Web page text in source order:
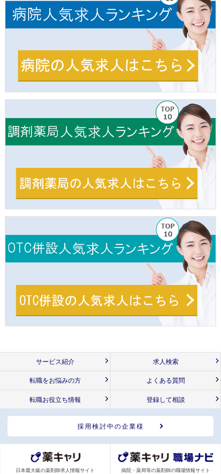
サービス紹介 求人検索
転職をお悩みの方 よくある質問
転職お役立ち情報 登録して相談
採用検討中の企業様
日本最大級の薬剤師求人情報サイト 病院・薬局等の薬剤師の職場情報サイト